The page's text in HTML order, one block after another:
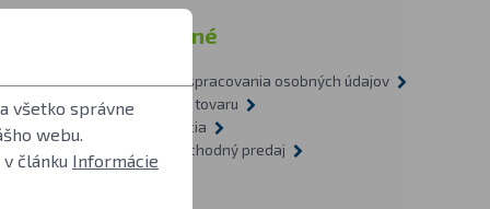
Ostatné
Zásady spracovania osobných údajov
Doprava tovaru
Recyklácia
Veľkoobchodný predaj
O nás
všetko správne
webu.
článku Informácie